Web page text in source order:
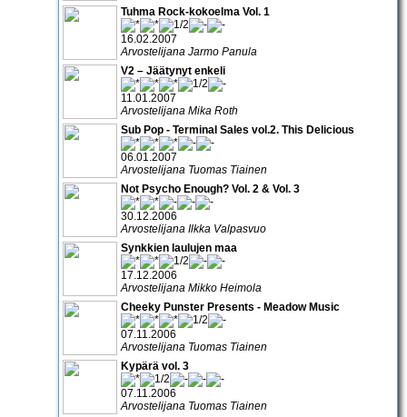
Tuhma Rock-kokoelma Vol. 1
16.02.2007
Arvostelijana Jarmo Panula
V2 – Jäätynyt enkeli
11.01.2007
Arvostelijana Mika Roth
Sub Pop - Terminal Sales vol.2. This Delicious
06.01.2007
Arvostelijana Tuomas Tiainen
Not Psycho Enough? Vol. 2 & Vol. 3
30.12.2006
Arvostelijana Ilkka Valpasvuo
Synkkien laulujen maa
17.12.2006
Arvostelijana Mikko Heimola
Cheeky Punster Presents - Meadow Music
07.11.2006
Arvostelijana Tuomas Tiainen
Kypärä vol. 3
07.11.2006
Arvostelijana Tuomas Tiainen